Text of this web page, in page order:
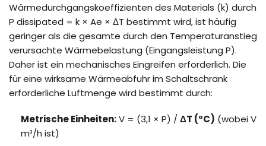
Wärmedurchgangskoeffizienten des Materials (k) durch
P dissipated = k × Ae × ΔT bestimmt wird, ist häufig
geringer als die gesamte durch den Temperaturanstieg
verursachte Wärmebelastung (Eingangsleistung P).
Daher ist ein mechanisches Eingreifen erforderlich. Die
für eine wirksame Wärmeabfuhr im Schaltschrank
erforderliche Luftmenge wird bestimmt durch:
Metrische Einheiten:V = (3,1 × P) /ΔT (°C) (wobei V
m³/h ist)